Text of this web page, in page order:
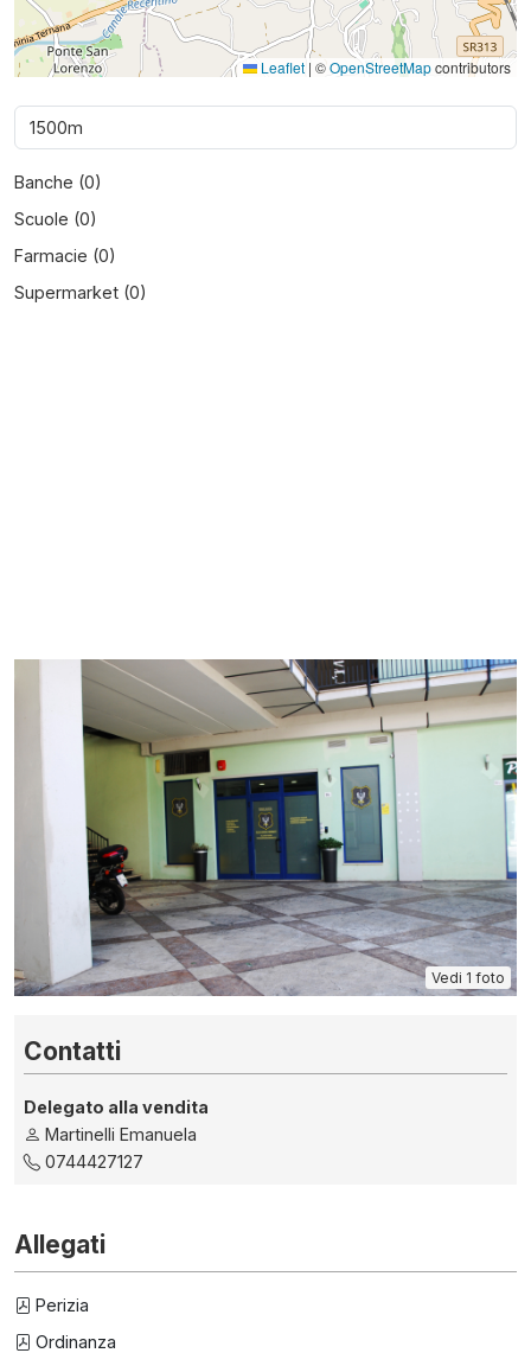
Leaflet | ©OpenStreetMapcontributors
Banche (0)
Scuole (0)
Farmacie (0)
Supermarket (0)
Vedi 1 foto
Contatti
Delegato alla vendita
Martinelli Emanuela
0744427127
Allegati
Perizia
Ordinanza